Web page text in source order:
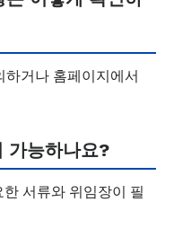
하거나 홈페이지에서
가능하나요?
서류와 위임장이 필